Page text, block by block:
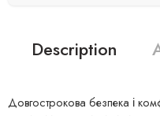
Description
Довгострокова безпека і